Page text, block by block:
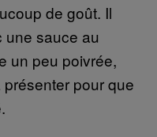
de goût. Il
une sauce au
un peu poivrée,
présenter pour que